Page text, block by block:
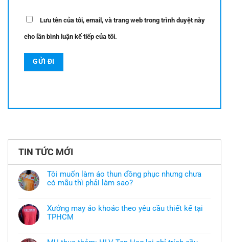
Lưu tên của tôi, email, và trang web trong trình duyệt này
cho lần bình luận kế tiếp của tôi.
TIN TỨC MỚI
Tôi muốn làm áo thun đồng phục nhưng chưa
có mẫu thì phải làm sao?
bình
luận
ở
Xưởng may áo khoác theo yêu cầu thiết kế tại
TPHCM
bình